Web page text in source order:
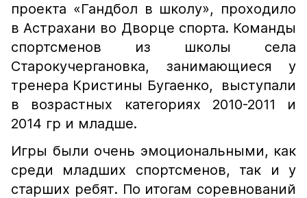
проекта «Гандбол в школу», проходило
в Астрахани во Дворце спорта. Команды
спортсменов из школы села
Старокучергановка, занимающиеся у
тренера Кристины Бугаенко, выступали
в возрастных категориях 2010-2011 и
2014 гр и младше.
Игры были очень эмоциональными, как
среди младших спортсменов, так и у
старших ребят. По итогам соревнований